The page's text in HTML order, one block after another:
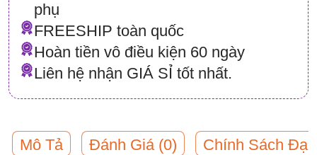
phụ
FREESHIP toàn quốc
Hoàn tiền vô điều kiện 60 ngày
Liên hệ nhận GIÁ SỈ tốt nhất.
Mô Tả Đánh Giá (0) Chính Sách Đại